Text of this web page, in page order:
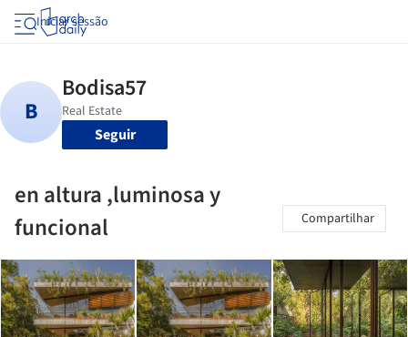
Iniciar sessão
Seguir
en altura ,luminosa y
funcional
Compartilhar